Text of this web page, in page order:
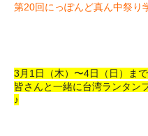
第20回にっぽんど真ん中祭り
3月1日（木）〜4日（日）ま
皆さんと一緒に台湾ランタン
♪